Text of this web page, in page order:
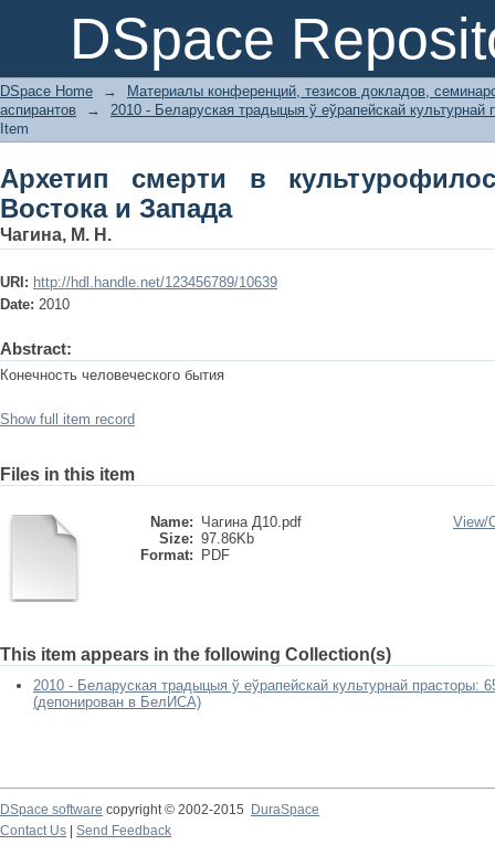
DSpace
Архетип смерти в
DSpace Home →
Материалы конференций, тезисов докладов,
аспирантов
→
2010 - Беларуская традыцыя ў еўрапейскай
Item
Архетип смерти в
Востока и Запада
Чагина, М. Н.
URI: http://hdl.handle.net/123456789/10639
Date: 2010
Abstract:
Конечность человеческого бытия
Show full item record
Files in this item
Name: Чагина Д10.pdf
Size: 97.86Kb
Format:
PDF
View/
This item appears in the following Collection(s)
2010 - Беларуская традыцыя ў еўрапейскай культурнай прасторы:
(депонирован в БелИСА)
DSpace software copyright © 2002-2015
DuraSpace
Contact Us
Send Feedback